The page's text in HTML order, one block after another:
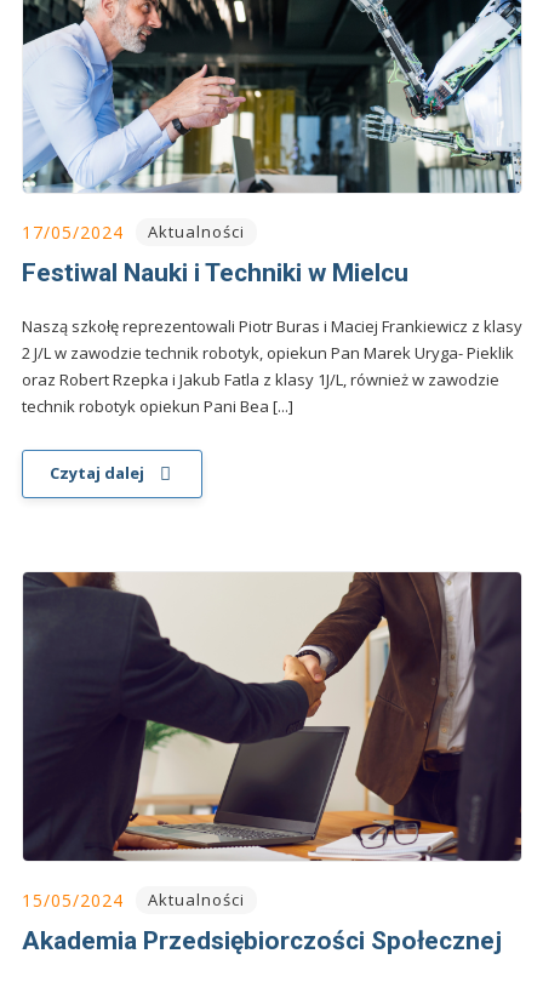
17/05/2024 Aktualności
Festiwal Nauki i Techniki w Mielcu
Naszą szkołę reprezentowali Piotr Buras i Maciej Frankiewicz z klasy
2 J/L w zawodzie technik robotyk, opiekun Pan Marek Uryga- Pieklik
oraz Robert Rzepka i Jakub Fatla z klasy 1J/L, również w zawodzie
technik robotyk opiekun Pani Bea [...]
Czytaj dalej
15/05/2024 Aktualności
Akademia Przedsiębiorczości Społecznej